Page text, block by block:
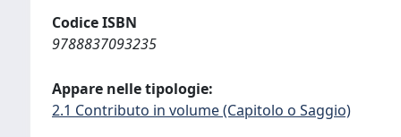
Codice ISBN
9788837093235
Appare nelle tipologie:
2.1 Contributo in volume (Capitolo o Saggio)